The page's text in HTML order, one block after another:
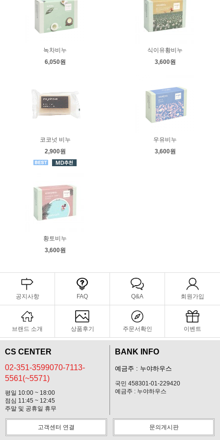
녹차비누
6,050원
식이유황비누
3,600원
코코넛 비누
2,900원
우유비누
3,600원
황토비누
3,600원
공지사항 FAQ Q&A 회원가입
브랜드 소개 상품후기 주문서확인 이벤트
CS CENTER
02-351-3599070-7113-
5561(~5571)
평일 10:00 ~ 18:00
점심 11:45 ~ 12:45
주말 및 공휴일 휴무
BANK INFO
예금주 : 누야하우스
국민 458301-01-229420
예금주 : 누야하우스
고객센터 연결 문의게시판